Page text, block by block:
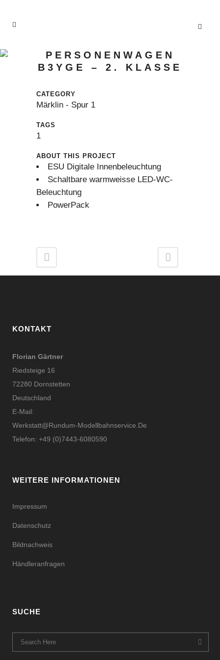
PERSONENWAGEN
B3YGE – 2. KLASSE
CATEGORY
Märklin - Spur 1
TAGS
1
ABOUT THIS PROJECT
ESU Digitale Innenbeleuchtung
Schaltbare warmweisse LED-WC-
Beleuchtung
PowerPack
KONTAKT
Florian Gärtner
Riedsteige 16
72280 Dornstetten
Deutschland
E-Mail:
Werkstatt@rundum-Modellbahnservice.de
Telefon: +49 (0)7443-6080590
WEITERE INFORMATIONEN
Impressum
Datenschutz
Bildnachweis
Händleranfragen
SUCHE